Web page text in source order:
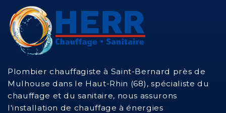
Entretien chaudière fioul
Entretien d'un chauffe eau solaire (CESI)
Dépannage chaudière à granulés et bois
Dépannage de radiateurs
Plombier chauffagiste à Saint-Bernard près de
Mulhouse dans le Haut-Rhin (68), spécialiste du
chauffage et du sanitaire, nous assurons
l'installation de chauffage à énergies